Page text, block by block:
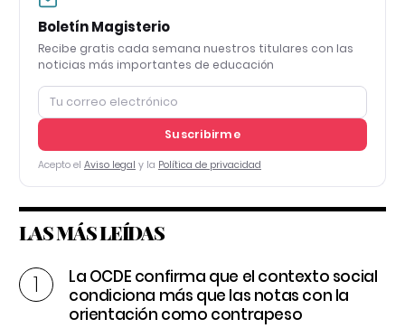
Boletín Magisterio
Recibe gratis cada semana nuestros titulares con las
noticias más importantes de educación
Suscribirme
Acepto el Aviso legal y la Política de privacidad
LAS MÁS LEÍDAS
La OCDE confirma que el contexto social
condiciona más que las notas con la
orientación como contrapeso